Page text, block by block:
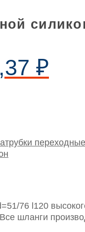
₽
переходные
76 l120
шланги